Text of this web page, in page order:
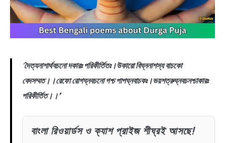
‘দৈত্যনাশার্থবচনো দকারঃ পরিকীর্তিতঃ।উকারো বিঘ্ননাশস্য বাচকো
বেদসম্মত।।রেফো রোগঘ্নবচনো গশ্চ পাপঘ্নবাচকঃ।ভয়শত্রুঘ্নবচনশ্চাকারঃ
পরিকীর্তিত।।’
বাংলা রিওয়ার্ডস ও ক্যাশ প্রাইজ শীঘ্রই আসছে!